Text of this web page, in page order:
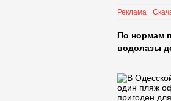
Реклама
По нормам
водолазы